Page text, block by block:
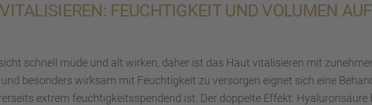
FEUCH­TIG­KEIT UND VOLUMEN
schnell müde und alt wirken, daher ist das Haut vitali­sie­ren mit
beson­ders wirksam mit Feuch­tig­keit zu versor­gen eignet sich eine
extrem feuch­tig­keits­spen­dend ist. Der doppelte Effekt: